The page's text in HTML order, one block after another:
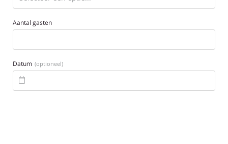
Aantal gasten
Datum (optioneel)
